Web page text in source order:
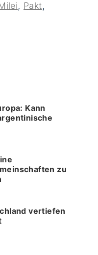
, Pakt,
Kann
zu
vertiefen